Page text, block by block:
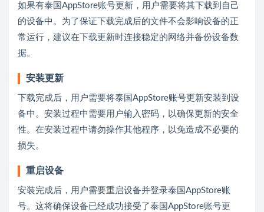
如果有泰国AppStore账号更新，用户需要将其下载到自己
的设备中。为了保证下载完成后的文件不会影响设备的正
常运行，建议在下载更新时连接稳定的网络并备份设备数
据。
安装更新
下载完成后，用户需要将泰国AppStore账号更新安装到设
备中。安装过程中需要用户输入密码，以确保更新的安全
性。在安装过程中请勿操作其他程序，以免造成不必要的
损失。
重启设备
安装完成后，用户需要重启设备并登录泰国AppStore账
号。这将确保设备已经成功接受了泰国AppStore账号更